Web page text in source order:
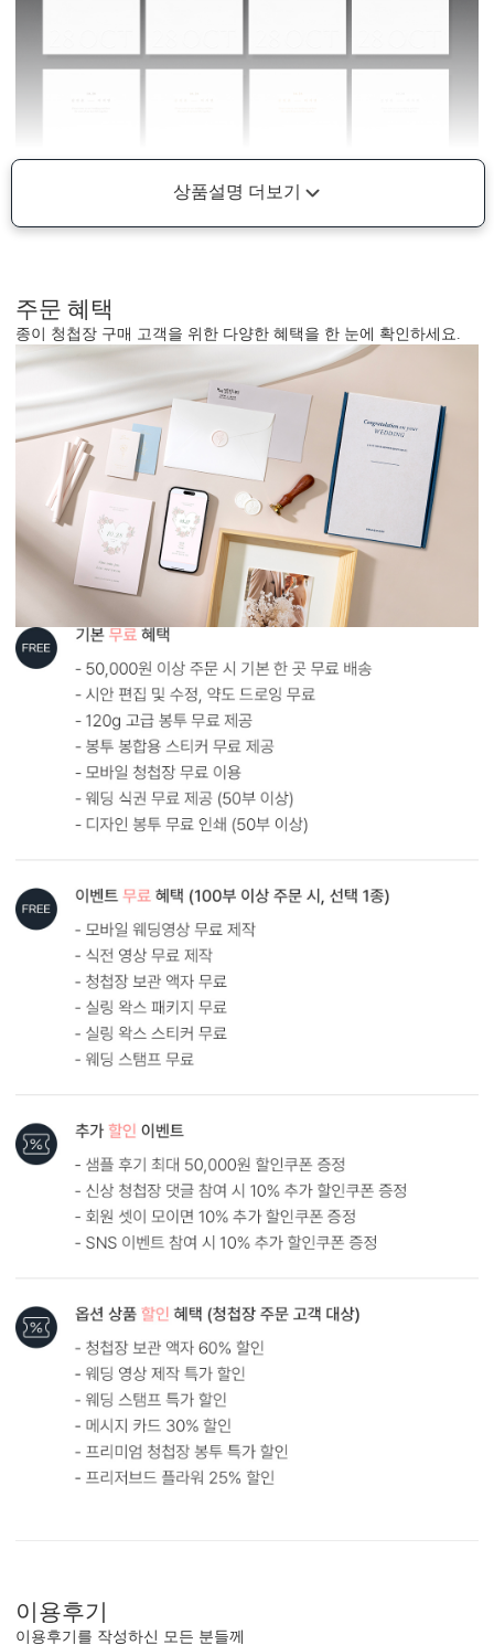
형태 및 구성
카드 113x170(mm) / 세로2단 / 봉투120x180(mm)
봉합용 스티커 기본 구성입니다.
흰색 봉투를 기본으로 제공하는 카드입니다. (변경 가능)
내용 인쇄
기본 인쇄 내용(인사말, 약도 등)이 컬러 인쇄됩니다.
달력이 함께 구성되어 있어 예식일을 기억하기 쉽습니다.
봉투 인쇄
상품설명 더보기
주문 혜택
종이 청첩장 구매 고객을 위한 다양한 혜택을 한 눈에 확인하세요.
이용후기
이용후기를 작성하신 모든 분들께